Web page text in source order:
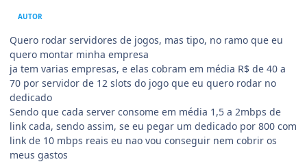
AUTOR
Quero rodar servidores de jogos, mas tipo, no ramo que eu
quero montar minha empresa
ja tem varias empresas, e elas cobram em média R$ de 40 a
70 por servidor de 12 slots do jogo que eu quero rodar no
dedicado
Sendo que cada server consome em média 1,5 a 2mbps de
link cada, sendo assim, se eu pegar um dedicado por 800 com
link de 10 mbps reais eu nao vou conseguir nem cobrir os
meus gastos